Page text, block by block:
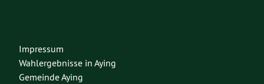
Impressum
Wahlergebnisse in Aying
Gemeinde Aying